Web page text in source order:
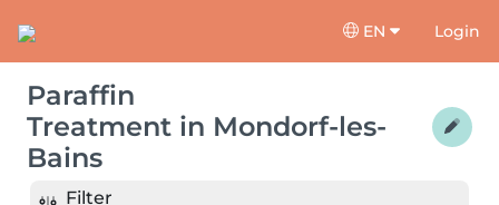
EN Login
Paraffin
Treatment in Mondorf-les-
Bains
Filter